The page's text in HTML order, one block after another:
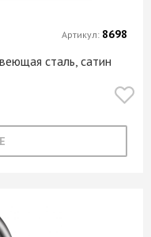
сталь, сатин
Артикул: 8698